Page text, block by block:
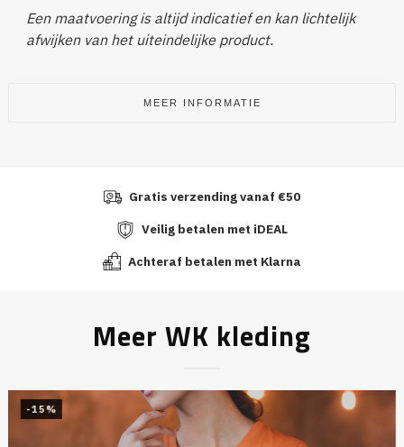
Een maatvoering is altijd indicatief en kan lichtelijk
afwijken van het uiteindelijke product.
MEER INFORMATIE
Gratis verzending vanaf €50
Veilig betalen met iDEAL
Achteraf betalen met Klarna
Meer WK kleding
-15%